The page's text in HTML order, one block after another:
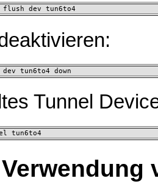
dev tun6to4
tun6to4 down
Tunnel
tun6to4